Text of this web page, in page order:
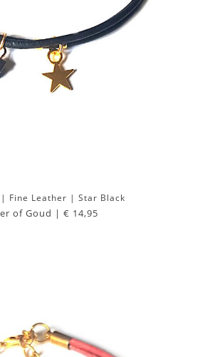
Fine Leather | Star Black
of Goud | € 14,95